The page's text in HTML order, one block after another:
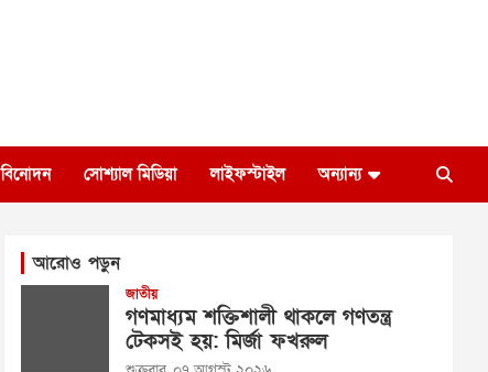
বিনোদন সোশ্যাল মিডিয়া লাইফস্টাইল অন্যান্য
আরোও পড়ুন
জাতীয়
গণমাধ্যম শক্তিশালী থাকলে গণতন্ত্র
টেকসই হয়: মির্জা ফখরুল